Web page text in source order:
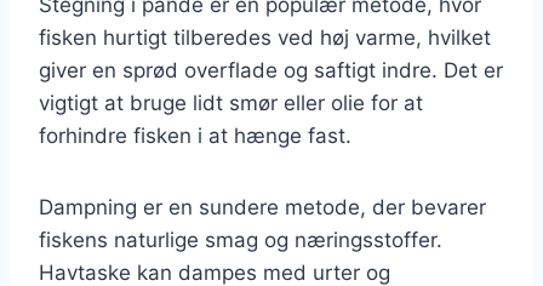
fisken hurtigt tilberedes ved høj varme, hvilket
giver en sprød overflade og saftigt indre. Det er
vigtigt at bruge lidt smør eller olie for at
forhindre fisken i at hænge fast.
Dampning er en sundere metode, der bevarer
fiskens naturlige smag og næringsstoffer.
Havtaske kan dampes med urter og